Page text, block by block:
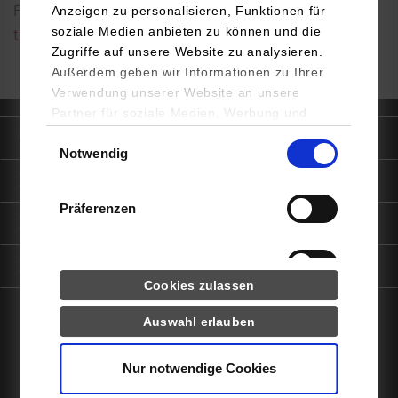
Anzeigen zu personalisieren, Funktionen für
soziale Medien anbieten zu können und die
Zugriffe auf unsere Website zu analysieren.
Außerdem geben wir Informationen zu Ihrer
Verwendung unserer Website an unsere
Partner für soziale Medien, Werbung und
YouTube, Google Maps) führen diese
Daten zusammen, die Sie ihnen bereitgestellt
haben oder die sie im Rahmen Ihrer Nutzung
Notwendig
Präferenzen
Drittanbieter-Cookies (u.a.
YouTube, Google Maps)
Cookies zulassen
Auswahl erlauben
Nur notwendige Cookies
Fax: 0711/1849-644
timo.baas@dhbw-stuttgart.de
Kontaktinfo
facebookinstagramlinkedinyoutube